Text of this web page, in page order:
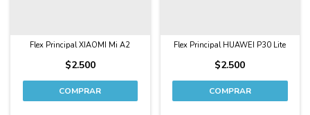
Flex Principal XIAOMI Mi A2
$2.500
Flex Principal HUAWEI P30 Lite
$2.500